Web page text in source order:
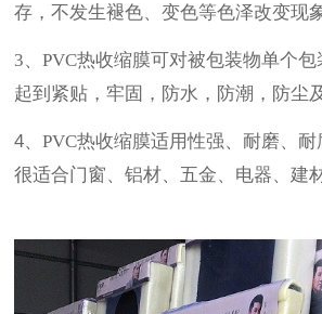
存，不发生褪色、变色等色泽改变现
3、 PVC热收缩膜可对被包装物单个
起到紧贴，牢固，防水，防潮，防尘
4、 PVC热收缩膜适用性强、耐磨、耐
很适合门窗、铝材、五金、电器、建